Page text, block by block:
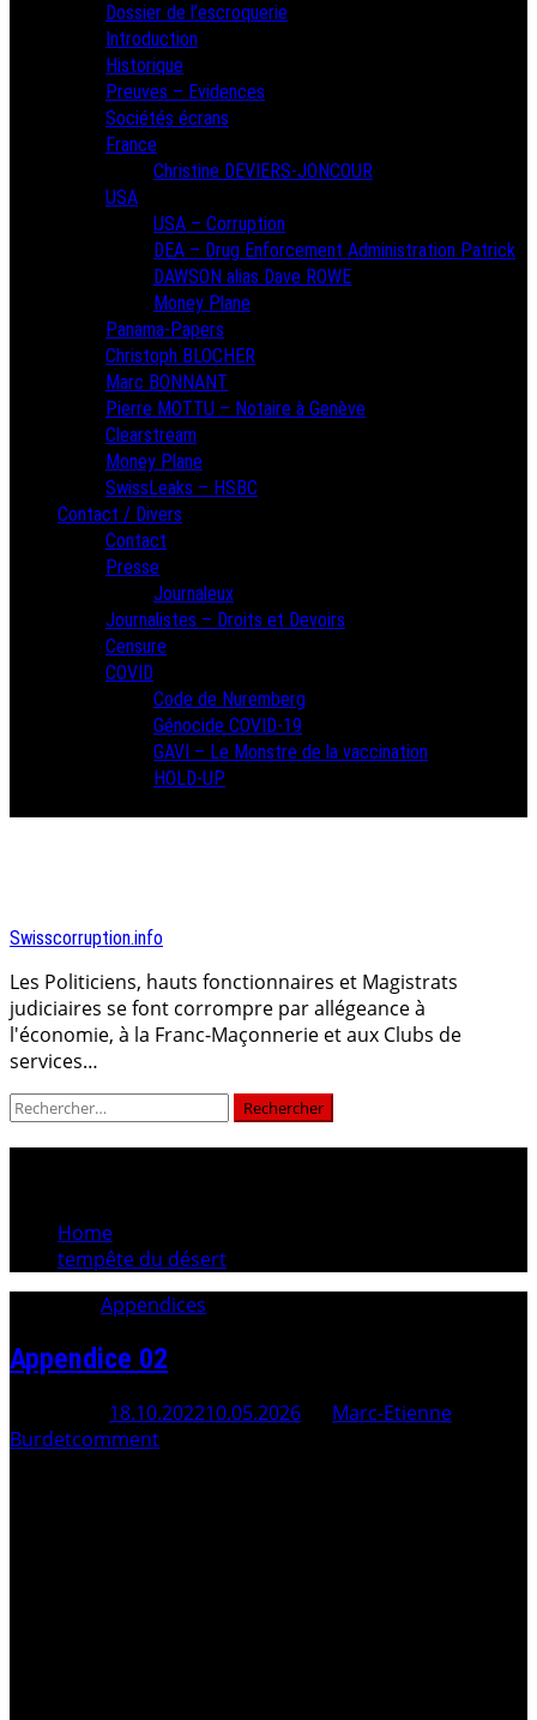
Dossier de l’escroquerie
Introduction
Historique
Preuves – Evidences
Sociétés écrans
France
Christine DEVIERS-JONCOUR
USA
USA – Corruption
DEA – Drug Enforcement Administration Patrick
DAWSON alias Dave ROWE
Money Plane
Panama-Papers
Christoph BLOCHER
Marc BONNANT
Pierre MOTTU – Notaire à Genève
Clearstream
Money Plane
SwissLeaks – HSBC
Contact / Divers
Contact
Presse
Journaleux
Journalistes – Droits et Devoirs
Censure
COVID
Code de Nuremberg
Génocide COVID-19
GAVI – Le Monstre de la vaccination
HOLD-UP
Swisscorruption.info
Les Politiciens, hauts fonctionnaires et Magistrats
judiciaires se font corrompre par allégeance à
l'économie, à la Franc-Maçonnerie et aux Clubs de
services…
Rechercher :
Home
tempête du désert
Appendices
Appendice 02
18.10.202210.05.2026
Marc-Etienne
Burdetcomment